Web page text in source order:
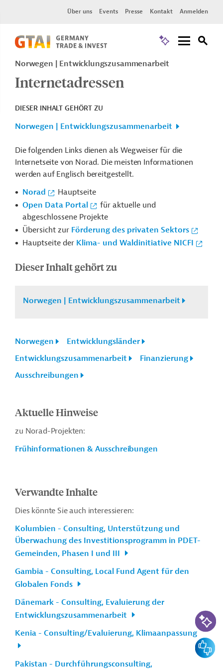
Über uns Events Presse Kontakt Anmelden
Norwegen Entwicklungszusammenarbeit
Internetadressen
DIESER INHALT GEHÖRT ZU
Norwegen | Entwicklungszusammenarbeit
Die folgenden Links dienen als Wegweiser für die
Internetseite von Norad. Die meisten Informationen
werden auf Englisch bereitgestellt.
Norad
Hauptseite
Open Data Portal
für aktuelle und
abgeschlossene Projekte
Übersicht zur Förderung des privaten Sektors
Hauptseite der Klima- und Waldinitiative NICFI
Dieser Inhalt gehört zu
Norwegen | Entwicklungszusammenarbeit
Norwegen
Entwicklungsländer
Entwicklungszusammenarbeit
Finanzierung
Ausschreibungen
Aktuelle Hinweise
zu Norad-Projekten:
Frühinformationen & Ausschreibungen
Verwandte Inhalte
Dies könnte Sie auch interessieren:
Kolumbien - Consulting, Unterstützung und
Überwachung des Investitionsprogramm in PDET-
Gemeinden, Phasen I und III
Gambia - Consulting, Local Fund Agent für den
Globalen Fonds
Dänemark - Consulting, Evaluierung der
Entwicklungszusammenarbeit
Kenia - Consulting/Evaluierung, Klimaanpassung
Pakistan - Durchführungsconsulting,
KI-